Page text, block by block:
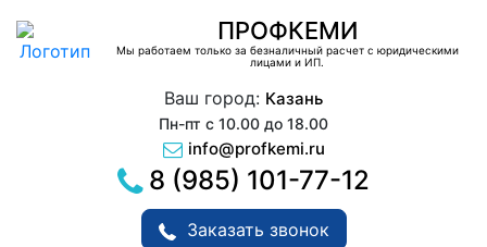
ПРОФКЕМИ
Мы работаем только за безналичный расчет с юридическими
лицами и ИП.
Ваш город: Казань
Пн-пт с 10.00 до 18.00
info@profkemi.ru
8 (985) 101-77-12
Заказать звонок